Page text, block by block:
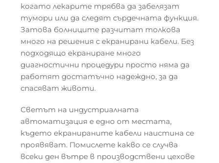
когато лекарите трябва да забелязат
тумори или да следят сърдечната функция.
Затова болниците разчитат толкова
много на решения с екранирани кабели. Без
подходящо екраниране много
диагностични процедури просто няма да
работят достатъчно надеждно, за да
спасяват животи.
Светът на индустриалната
автоматизация е едно от местата,
където екранираните кабели наистина се
проявяват. Помислете какво се случва
всеки ден вътре в производствени цехове